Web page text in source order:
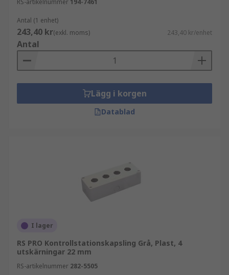
RS-artikelnummer 194-7461
Antal (1 enhet)
243,40 kr(exkl. moms) 243,40 kr/enhet
Antal
Lägg i korgen
Datablad
I lager
RS PRO Kontrollstationskapsling Grå, Plast, 4
utskärningar 22 mm
RS-artikelnummer 282-5505